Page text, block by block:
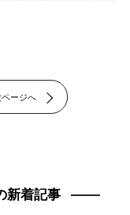
ページへ
新着記事